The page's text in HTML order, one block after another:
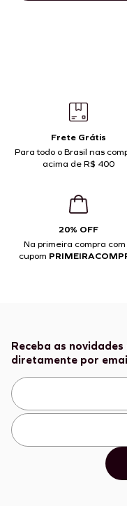
Frete Grátis
Para todo o Brasil nas
acima de R$ 400
20% OFF
Na primeira compra com
cupom
Receba as
diretamente por email